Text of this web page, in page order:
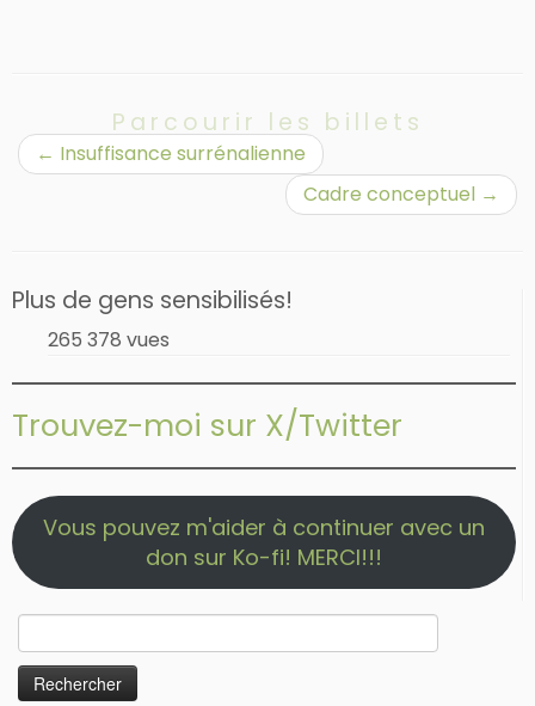
Parcourir les billets
← Insuffisance surrénalienne
Cadre conceptuel →
Plus de gens sensibilisés!
265 378 vues
Trouvez-moi sur X/Twitter
Vous pouvez m'aider à continuer avec un
don sur Ko-fi! MERCI!!!
Rechercher :